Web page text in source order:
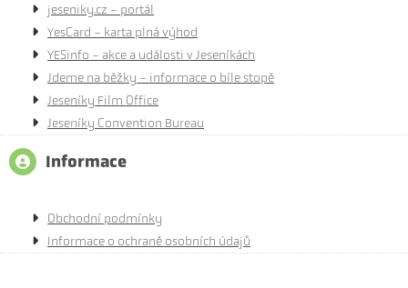
jeseniky.cz - portál
YesCard - karta plná výhod
YESinfo - akce a události v Jeseníkách
Jdeme na běžky - informace o bíle stopě
Jeseníky Film Office
Jeseníky Convention Bureau
Informace
Obchodní podmínky
Informace o ochraně osobních údajů